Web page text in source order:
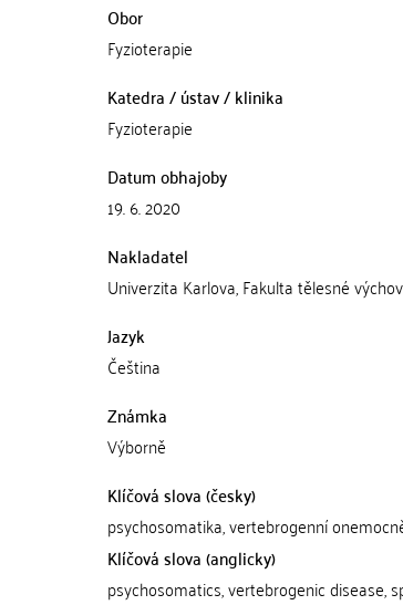
Obor
Fyzioterapie
Katedra / ústav / klinika
Fyzioterapie
Datum obhajoby
19. 6. 2020
Nakladatel
Univerzita Karlova, Fakulta tělesné
Jazyk
Čeština
Známka
Výborně
Klíčová slova (česky)
psychosomatika, vertebrogenní
Klíčová slova (anglicky)
psychosomatics, vertebrogenic disease,